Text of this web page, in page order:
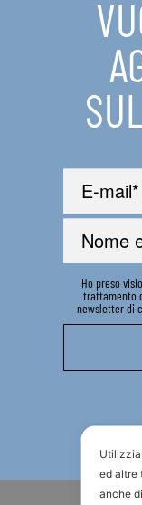
Ho preso
trattamento
newsletter di
ed altre
anche